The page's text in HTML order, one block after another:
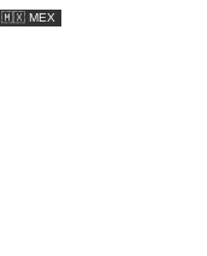
🇲🇽 MEX